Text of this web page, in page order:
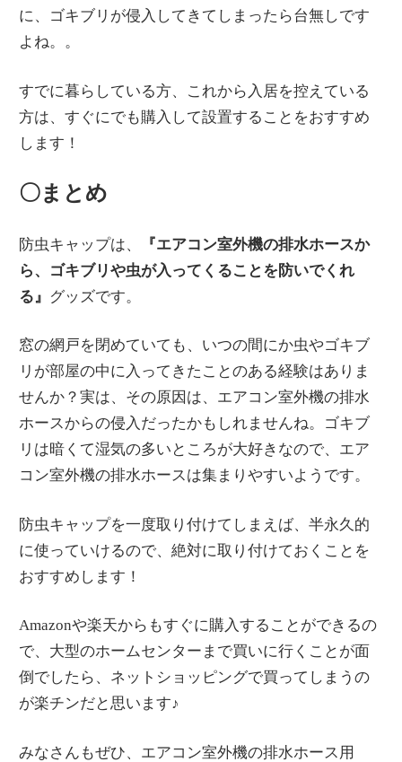
に、ゴキブリが侵入してきてしまったら台無しです
よね。。
すでに暮らしている方、これから入居を控えている
方は、すぐにでも購入して設置することをおすすめ
します！
〇まとめ
防虫キャップは、
『エアコン室外機の排水ホースか
ら、ゴキブリや虫が入ってくることを防いでくれ
る』 グッズです。
窓の網戸を閉めていても、いつの間にか虫やゴキブ
リが部屋の中に入ってきたことのある経験はありま
せんか？実は、その原因は、エアコン室外機の排水
ホースからの侵入だったかもしれませんね。ゴキブ
リは暗くて湿気の多いところが大好きなので、エア
コン室外機の排水ホースは集まりやすいようです。
防虫キャップを一度取り付けてしまえば、半永久的
に使っていけるので、絶対に取り付けておくことを
おすすめします！
Amazonや楽天からもすぐに購入することができるの
で、大型のホームセンターまで買いに行くことが面
倒でしたら、ネットショッピングで買ってしまうの
が楽チンだと思います♪
みなさんもぜひ、エアコン室外機の排水ホース用